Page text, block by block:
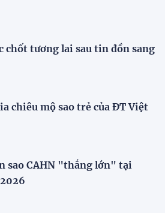
17:17 27/07/2026
với chức vô địch VPL-S7
Tài Lộc trở lại, ĐT Việt Nam
"khổ luyện" dưới nắng gắt tại